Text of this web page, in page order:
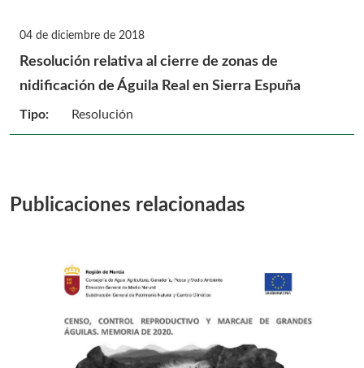
04 de diciembre de 2018
Resolución relativa al cierre de zonas de
nidificación de Águila Real en Sierra Espuña
Tipo: Resolución
Publicaciones relacionadas